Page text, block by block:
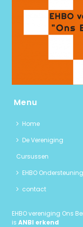
Menu
Home
De Vereniging
Cursussen
EHBO Ondersteuning
contact
EHBO vereniging Ons
isANBI erkend